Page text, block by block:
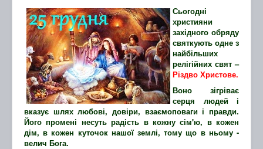
Про місто та громаду
Сьогодні
християни
західного обряду
святкують одне з
найбільших
релігійних свят –
Різдво Христове.
Воно зігріває
серця людей і
вказує шлях любові, довіри, взаємоповаги і правди.
Його промені несуть радість в кожну сім'ю, в кожен
дім, в кожен куточок нашої землі, тому що в ньому -
велич Бога.